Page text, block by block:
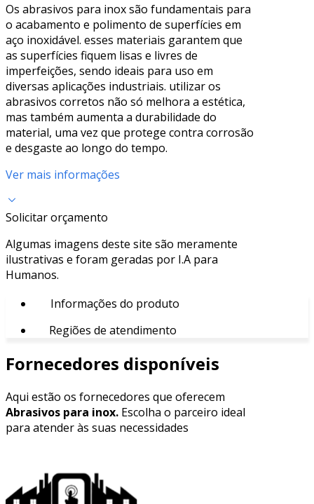
Os abrasivos para inox são fundamentais para
o acabamento e polimento de superfícies em
aço inoxidável. esses materiais garantem que
as superfícies fiquem lisas e livres de
imperfeições, sendo ideais para uso em
diversas aplicações industriais. utilizar os
abrasivos corretos não só melhora a estética,
mas também aumenta a durabilidade do
material, uma vez que protege contra corrosão
e desgaste ao longo do tempo.
Ver mais informações
Solicitar orçamento
Algumas imagens deste site são meramente
ilustrativas e foram geradas por I.A para
Humanos.
Informações do produto
Regiões de atendimento
Fornecedores disponíveis
Aqui estão os fornecedores que oferecem
Abrasivos para inox. Escolha o parceiro ideal
para atender às suas necessidades